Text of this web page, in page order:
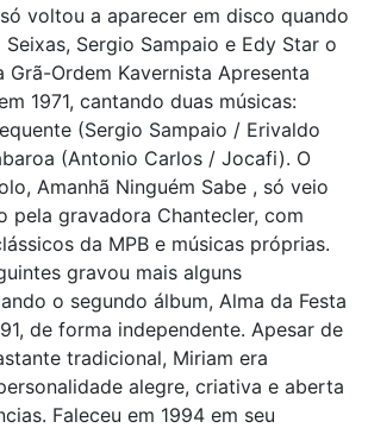
voltou a aparecer em disco quando
Sergio Sampaio e Edy Star o
Grã-Ordem Kavernista Apresenta
1971, cantando duas músicas:
(Sergio Sampaio / Erivaldo
(Antonio Carlos / Jocafi). O
Amanhã Ninguém Sabe , só veio
pela gravadora Chantecler, com
da MPB e músicas próprias.
gravou mais alguns
o segundo álbum, Alma da Festa
de forma independente. Apesar de
tradicional, Miriam era
alegre, criativa e aberta
Faleceu em 1994 em seu